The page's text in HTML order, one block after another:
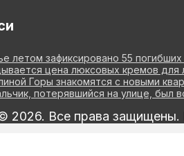
летом зафиксировано 55
цена люксовых кремов для
Горы знакомятся с новыми
потерявшийся на улице,
2026. Все права защищены.